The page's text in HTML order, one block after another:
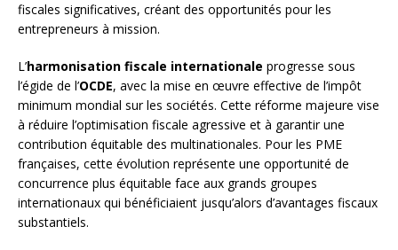
fiscales significatives, créant des opportunités pour les
entrepreneurs à mission.
L’harmonisation fiscale internationale progresse sous
l’égide de l’OCDE, avec la mise en œuvre effective de l’impôt
minimum mondial sur les sociétés. Cette réforme majeure vise
à réduire l’optimisation fiscale agressive et à garantir une
contribution équitable des multinationales. Pour les PME
françaises, cette évolution représente une opportunité de
concurrence plus équitable face aux grands groupes
internationaux qui bénéficiaient jusqu’alors d’avantages fiscaux
substantiels.